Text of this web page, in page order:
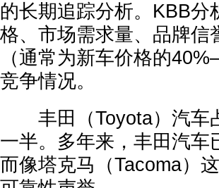
的长期追踪分析。KBB分
格、市场需求量、品牌信
（通常为新车价格的
竞争情况。
丰田（Toyota）汽车
一半。多年来，丰田汽车
而像塔克马（Tacoma）